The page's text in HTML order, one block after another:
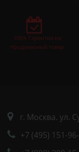
100% Гарантия на
продаваемый товар
г. Москва. ул.
+7 (495) 151-